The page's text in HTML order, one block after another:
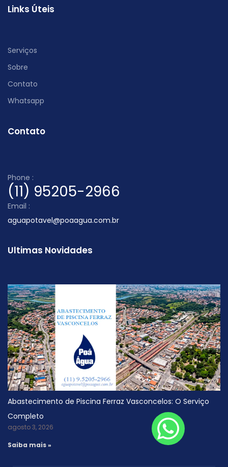
Links Úteis
Serviços
Sobre
Contato
Whatsapp
Contato
Phone :
(11) 95205-2966
Email :
aguapotavel@poaagua.com.br
Ultimas Novidades
Abastecimento de Piscina Ferraz Vasconcelos: O Serviço
Completo
agosto 3, 2026
Saiba mais »